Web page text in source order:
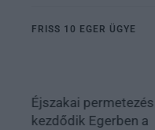
FRISS 10 EGER ÜGYE
Éjszakai permetezés
kezdődik Egerben a